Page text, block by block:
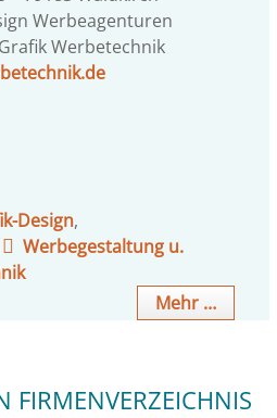
Werbeagenturen
Werbetechnik
Design,
Werbegestaltung u.
Mehr …
FIRMENVERZEICHNIS